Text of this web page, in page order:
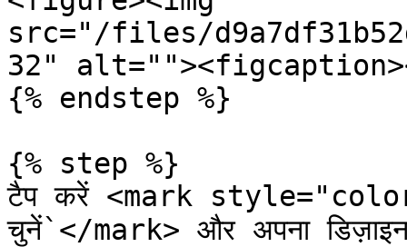
src="/files/
32"
{% endstep %}
{% step %}
टैप करें <mark
चुनें`</mark> और अपना